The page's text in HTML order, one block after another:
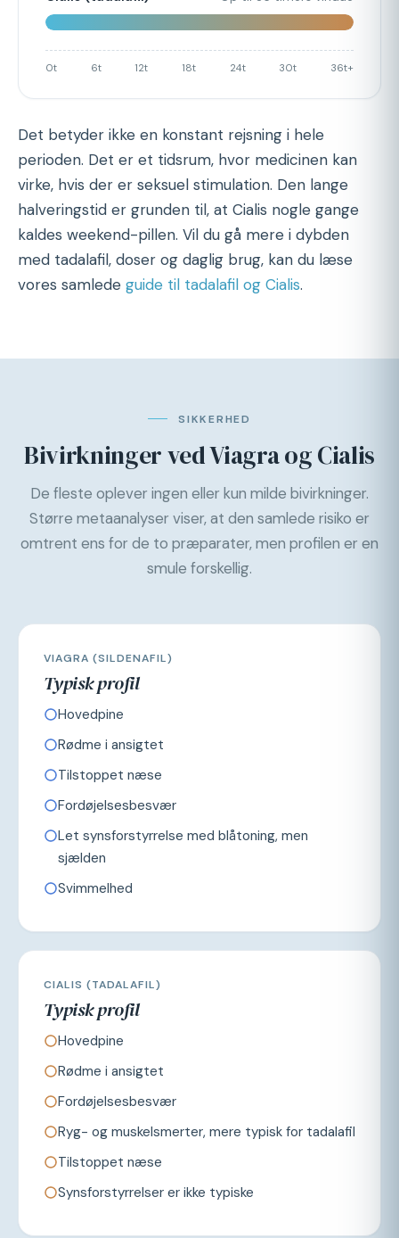
0t 6t 12t 18t 24t 30t 36t+
Det betyder ikke en konstant rejsning i hele
perioden. Det er et tidsrum, hvor medicinen kan
virke, hvis der er seksuel stimulation. Den lange
halveringstid er grunden til, at Cialis nogle gange
kaldes weekend-pillen. Vil du gå mere i dybden
med tadalafil, doser og daglig brug, kan du læse
vores samlede guide til tadalafil og Cialis.
SIKKERHED
Bivirkninger ved Viagra og Cialis
De fleste oplever ingen eller kun milde bivirkninger.
Større metaanalyser viser, at den samlede risiko er
omtrent ens for de to præparater, men profilen er en
smule forskellig.
VIAGRA (SILDENAFIL)
Typisk profil
Hovedpine
Rødme i ansigtet
Tilstoppet næse
Fordøjelsesbesvær
Let synsforstyrrelse med blåtoning, men
sjælden
Svimmelhed
CIALIS (TADALAFIL)
Typisk profil
Hovedpine
Rødme i ansigtet
Fordøjelsesbesvær
Ryg- og muskelsmerter, mere typisk for tadalafil
Tilstoppet næse
Synsforstyrrelser er ikke typiske